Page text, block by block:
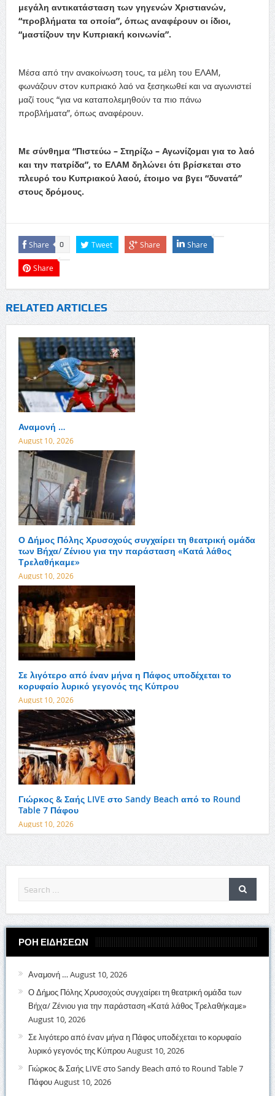
μεγάλη αντικατάσταση των γηγενών Χριστιανών,
“προβλήματα τα οποία”, όπως αναφέρουν οι ίδιοι,
“μαστίζουν την Κυπριακή κοινωνία”.
Μέσα από την ανακοίνωση τους, τα μέλη του ΕΛΑΜ,
φωνάζουν στον κυπριακό λαό να ξεσηκωθεί και να αγωνιστεί
μαζί τους “για να καταπολεμηθούν τα πιο πάνω
προβλήματα”, όπως αναφέρουν.
Με σύνθημα “Πιστεύω – Στηρίζω – Αγωνίζομαι για το λαό
και την πατρίδα”, το ΕΛΑΜ δηλώνει ότι βρίσκεται στο
πλευρό του Κυπριακού λαού, έτοιμο να βγει “δυνατά”
στους δρόμους.
Share 0 Tweet Share Share
Share
RELATED ARTICLES
Αναμονή …
August 10, 2026
Ο Δήμος Πόλης Χρυσοχούς συγχαίρει τη θεατρική ομάδα
των Βήχα/ Ζένιου για την παράσταση «Κατά λάθος
Τρελαθήκαμε»
August 10, 2026
Σε λιγότερο από έναν μήνα η Πάφος υποδέχεται το
κορυφαίο λυρικό γεγονός της Κύπρου
August 10, 2026
Γιώρκος & Σαής LIVE στο Sandy Beach από το Round
Table 7 Πάφου
August 10, 2026
ΡΟΗ ΕΙΔΗΣΕΩΝ
Αναμονή … August 10, 2026
Ο Δήμος Πόλης Χρυσοχούς συγχαίρει τη θεατρική ομάδα των
Βήχα/ Ζένιου για την παράσταση «Κατά λάθος Τρελαθήκαμε»
August 10, 2026
Σε λιγότερο από έναν μήνα η Πάφος υποδέχεται το κορυφαίο
λυρικό γεγονός της ΚύπρουAugust 10, 2026
Γιώρκος & Σαής LIVE στο Sandy Beach από το Round Table 7
ΠάφουAugust 10, 2026